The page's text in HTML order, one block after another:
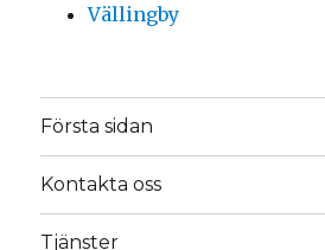
Vällingby
Första sidan
Kontakta oss
Tjänster